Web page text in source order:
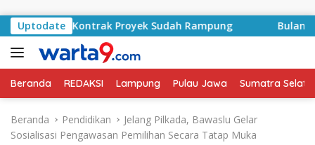
Uptodate
Kontrak Proyek Sudah Rampung Bulan
Beranda REDAKSI Lampung Pulau Jawa Sumatra
Beranda Pendidikan
Jelang Pilkada, Bawaslu Gelar
Sosialisasi Pengawasan Pemilihan Secara Tatap Muka